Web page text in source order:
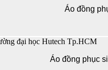
Áo đồng
Áo đồng phục